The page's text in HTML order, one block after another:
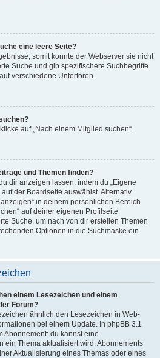
eine leere Seite?
somit konnte der Webserver sie nicht
Suche und gib spezifischere Suchbegriffe
verschiedene Unterforen.
auf „Nach einem Mitglied suchen“.
und Themen finden?
dir anzeigen lassen, indem du „Eigene
der Boardseite auswählst. Alternativ
in deinem persönlichen Bereich
auf deiner eigenen Profilseite
Suche, um nach von dir erstellen Themen
Optionen in die Suchmaske ein.
einem Lesezeichen und einem
Forum?
ähnlich den Lesezeichen in Web-
bei einem Update. In phpBB 3.1
Abonnement: du kannst eine
ein Thema aktualisiert wird. Abonnements
Aktualisierung eines Themas oder eines